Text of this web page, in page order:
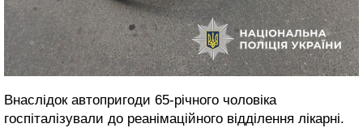
Внаслідок автопригоди 65-річного чоловіка
госпіталізували до реанімаційного відділення лікарні.